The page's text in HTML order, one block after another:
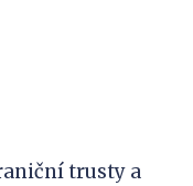
trusty a